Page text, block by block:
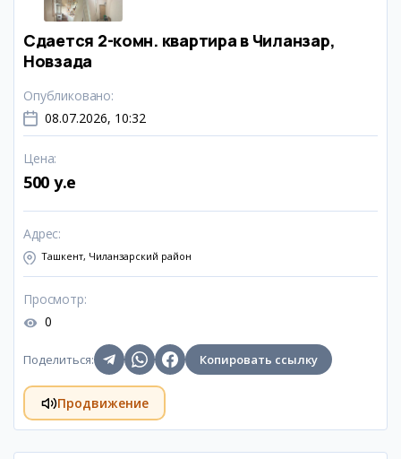
Сдается 2-комн. квартира в Чиланзар,
Новзада
Опубликовано:
08.07.2026, 10:32
Цена:
500 y.e
Адрес:
Ташкент, Чиланзарский район
Просмотр:
0
Поделиться: Копировать ссылку
Продвижение